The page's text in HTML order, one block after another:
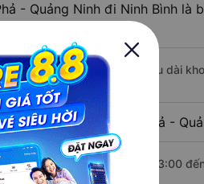
- Quảng Ninh đi Ninh Bình là
Phả - Quảng Ninh có chiều dài
xe khách Cẩm Phả -
111 chuyến xe bắt đầu từ 3:00